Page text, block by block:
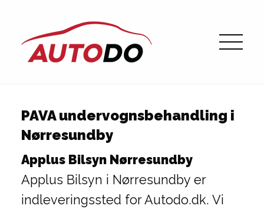
PAVA undervognsbehandling i
Nørresundby
Applus Bilsyn Nørresundby
Applus Bilsyn i Nørresundby er
indleveringssted for Autodo.dk. Vi